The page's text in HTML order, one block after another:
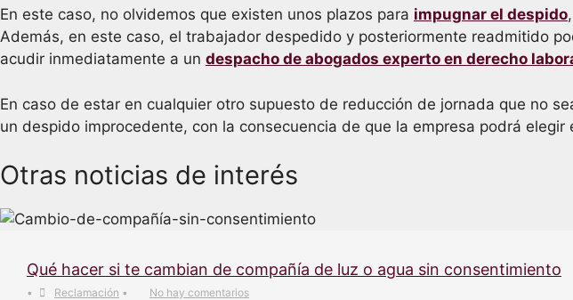
En este caso, no olvidemos que existen unos plazos para impugnar el despido
Además, en este caso, el trabajador despedido y posteriormente readmitido
acudir inmediatamente a un despacho de abogados experto en derecho
En caso de estar en cualquier otro supuesto de reducción de jornada que no
un despido improcedente, con la consecuencia de que la empresa podrá
Otras noticias de interés
Qué hacer si te cambian de compañía de luz o agua sin consentimiento
• Reclamación • No hay comentarios